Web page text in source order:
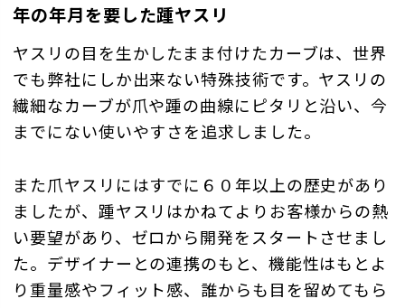
年の年月を要した踵ヤスリ
ヤスリの目を生かしたまま付けたカーブは、世界
でも弊社にしか出来ない特殊技術です。ヤスリの
繊細なカーブが爪や踵の曲線にピタリと沿い、今
までにない使いやすさを追求しました。
また爪ヤスリにはすでに６０年以上の歴史があり
ましたが、踵ヤスリはかねてよりお客様からの熱
い要望があり、ゼロから開発をスタートさせまし
た。デザイナーとの連携のもと、機能性はもとよ
り重量感やフィット感、誰からも目を留めてもら